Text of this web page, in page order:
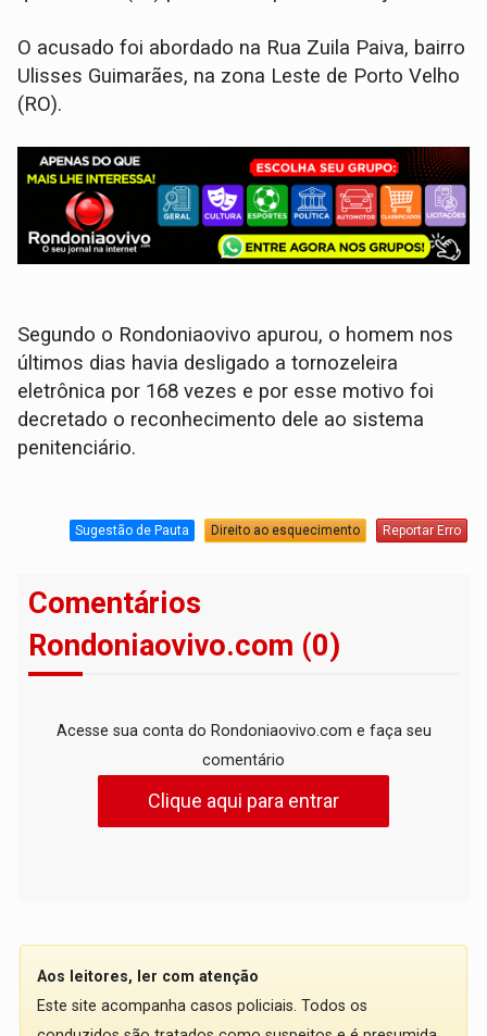
O acusado foi abordado na Rua Zuila Paiva, bairro
Ulisses Guimarães, na zona Leste de Porto Velho
(RO).
Segundo o Rondoniaovivo apurou, o homem nos
últimos dias havia desligado a tornozeleira
eletrônica por 168 vezes e por esse motivo foi
decretado o reconhecimento dele ao sistema
penitenciário.
Sugestão de Pauta Direito ao esquecimento Reportar Erro
Comentários
Rondoniaovivo.com (0)
Acesse sua conta do Rondoniaovivo.com e faça seu
comentário
Clique aqui para entrar
Aos leitores, ler com atenção
Este site acompanha casos policiais. Todos os